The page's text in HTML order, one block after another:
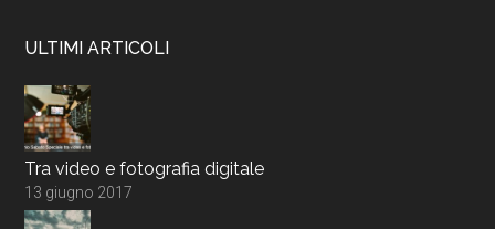
ULTIMI ARTICOLI
Tra video e fotografia digitale
13 giugno 2017